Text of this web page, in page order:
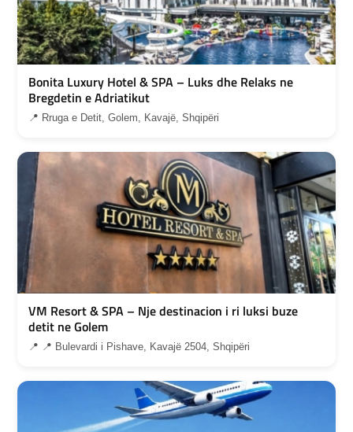
Bonita Luxury Hotel & SPA – Luks dhe Relaks ne
Bregdetin e Adriatikut
📍 Rruga e Detit, Golem, Kavajë, Shqipëri
VM Resort & SPA – Nje destinacion i ri luksi buze
detit ne Golem
📍 📍 Bulevardi i Pishave, Kavajë 2504, Shqipëri